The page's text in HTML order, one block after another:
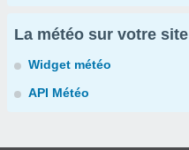
La météo sur votre site
Widget météo
API Météo